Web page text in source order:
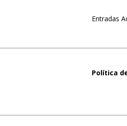
Entradas
Política